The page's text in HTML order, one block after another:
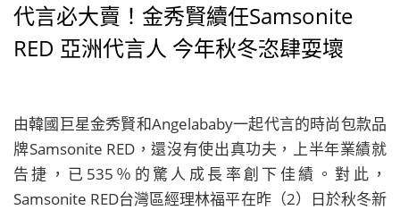
代言必大賣！金秀賢續任Samsonite
RED 亞洲代言人 今年秋冬恣肆耍壞
由韓國巨星金秀賢和Angelababy一起代言的時尚包款品
牌Samsonite RED，還沒有使出真功夫，上半年業績就
告捷，已535％的驚人成長率創下佳績。對此，
Samsonite RED台灣區經理林福平在昨（2）日於秋冬新